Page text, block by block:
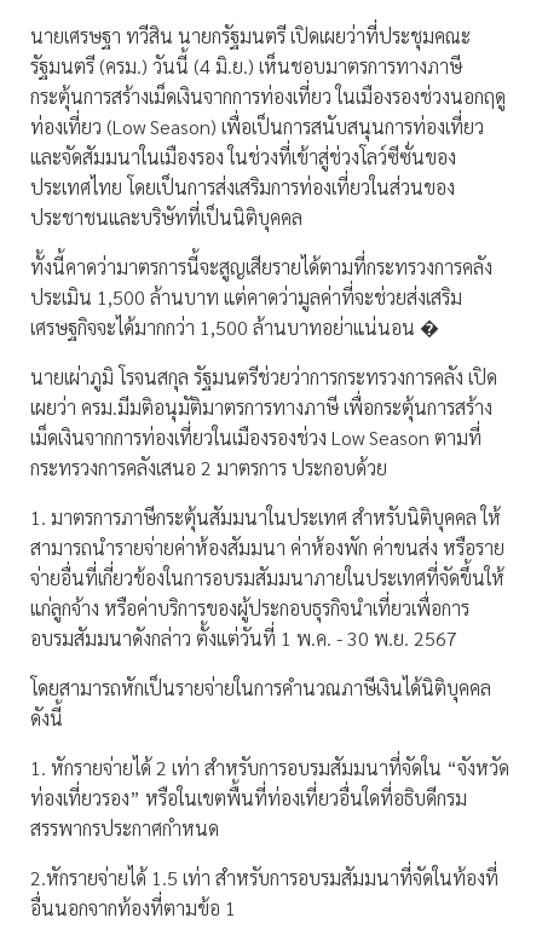
นายเศรษฐา ทวีสิน นายกรัฐมนตรี เปิดเผยว่าที่ประชุมคณะ
รัฐมนตรี (ครม.) วันนี้ (4 มิ.ย.) เห็นชอบมาตรการทางภาษี
กระตุ้นการสร้างเม็ดเงินจากการท่องเที่ยว ในเมืองรองช่วงนอกฤดู
ท่องเที่ยว (Low Season) เพื่อเป็นการสนับสนุนการท่องเที่ยว
และจัดสัมมนาในเมืองรอง ในช่วงที่เข้าสู่ช่วงโลว์ซีซั่นของ
ประเทศไทย โดยเป็นการส่งเสริมการท่องเที่ยวในส่วนของ
ประชาชนและบริษัทที่เป็นนิติบุคคล
ทั้งนี้คาดว่ามาตรการนี้จะสูญเสียรายได้ตามที่กระทรวงการคลัง
ประเมิน 1,500 ล้านบาท แต่คาดว่ามูลค่าที่จะช่วยส่งเสริม
เศรษฐกิจจะได้มากกว่า 1,500 ล้านบาทอย่าแน่นอน �
นายเผ่าภูมิ โรจนสกุล รัฐมนตรีช่วยว่าการกระทรวงการคลัง เปิด
เผยว่า ครม.มีมติอนุมัติมาตรการทางภาษี เพื่อกระตุ้นการสร้าง
เม็ดเงินจากการท่องเที่ยวในเมืองรองช่วง Low Season ตามที่
กระทรวงการคลังเสนอ 2 มาตรการ ประกอบด้วย
1. มาตรการภาษีกระตุ้นสัมมนาในประเทศ สำหรับนิติบุคคล ให้
สามารถนำรายจ่ายค่าห้องสัมมนา ค่าห้องพัก ค่าขนส่ง หรือราย
จ่ายอื่นที่เกี่ยวข้องในการอบรมสัมมนาภายในประเทศที่จัดขึ้นให้
แก่ลูกจ้าง หรือค่าบริการของผู้ประกอบธุรกิจนำเที่ยวเพื่อการ
อบรมสัมมนาดังกล่าว ตั้งแต่วันที่ 1 พ.ค. - 30 พ.ย. 2567
โดยสามารถหักเป็นรายจ่ายในการคำนวณภาษีเงินได้นิติบุคคล
ดังนี้
1. หักรายจ่ายได้ 2 เท่า สำหรับการอบรมสัมมนาที่จัดใน “จังหวัด
ท่องเที่ยวรอง” หรือในเขตพื้นที่ท่องเที่ยวอื่นใดที่อธิบดีกรม
สรรพากรประกาศกำหนด
2.หักรายจ่ายได้ 1.5 เท่า สำหรับการอบรมสัมมนาที่จัดในท้องที่
อื่นนอกจากท้องที่ตามข้อ 1